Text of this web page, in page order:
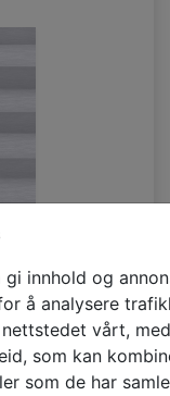
innhold og
å analysere
vårt,
som kan
som de har